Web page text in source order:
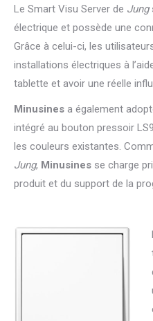
Le Smart Visu Server de Jung
électrique et possède une
Grâce à celui-ci, les
installations électriques à
tablette et avoir une réelle
Minusines a également
intégré au bouton pressoir
les couleurs existantes.
Jung, Minusines se charge
produit et du support de la